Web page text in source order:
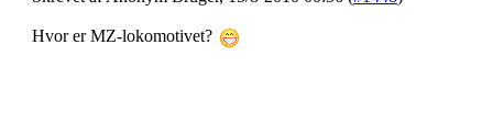
Hvor er MZ-lokomotivet?